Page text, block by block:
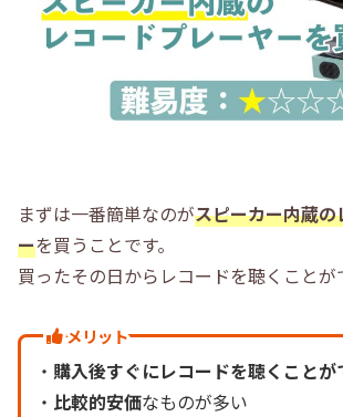
まずは一番簡単なのがスピーカー内蔵
ーを買うことです。
買ったその日からレコードを聴くことが
メリット
・ 購入後すぐにレコードを聴くことが
・ 比較的安価なものが多い